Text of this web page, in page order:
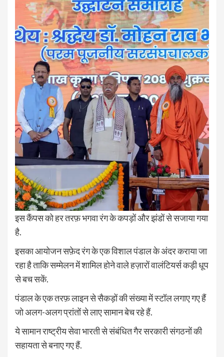
इस कैंपस को हर तरफ़ भगवा रंग के कपड़ों और झंडों से सजाया गया
है.
इसका आयोजन सफ़ेद रंग के एक विशाल पंडाल के अंदर कराया जा
रहा है ताकि सम्मेलन में शामिल होने वाले हज़ारों वालंटियर्स कड़ी धूप
से बच सकें.
पंडाल के एक तरफ़ लाइन से सैकड़ों की संख्या में स्टॉल लगाए गए हैं
जो अलग-अलग प्रांतों से लाए सामान बेच रहे हैं.
ये सामान राष्ट्रीय सेवा भारती से संबंधित गैर सरकारी संगठनों की
सहायता से बनाए गए हैं.